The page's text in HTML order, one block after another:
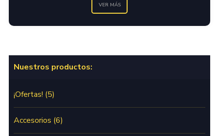
VER MÁS
Nuestros productos:
¡Ofertas! (5)
Accesorios (6)